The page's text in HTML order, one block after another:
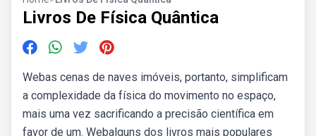
Livros De Física Quântica
Webas cenas de naves imóveis, portanto, simplificam
a complexidade da física do movimento no espaço,
mais uma vez sacrificando a precisão científica em
favor de um. Webalguns dos livros mais populares